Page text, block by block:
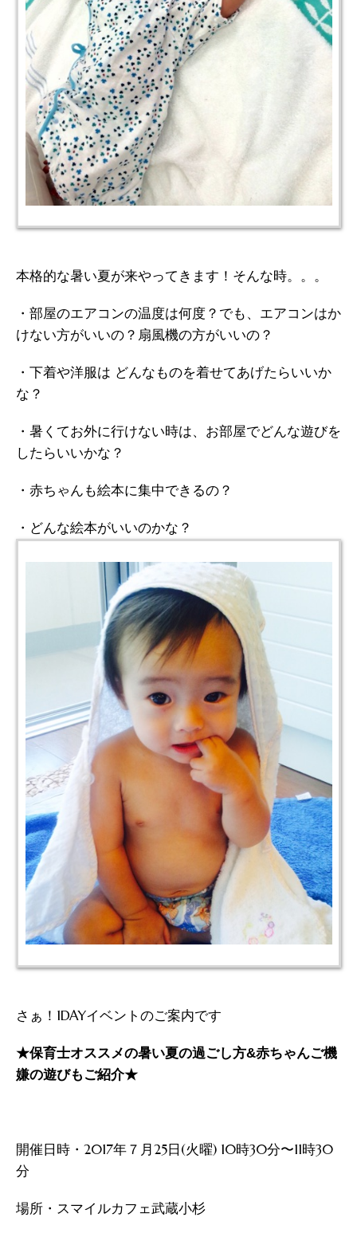
本格的な暑い夏が来やってきます！そんな時。。。
・部屋のエアコンの温度は何度？でも、エアコンはか
けない方がいいの？扇風機の方がいいの？
・下着や洋服は どんなものを着せてあげたらいいか
な？
・暑くてお外に行けない時は、お部屋でどんな遊びを
したらいいかな？
・赤ちゃんも絵本に集中できるの？
・どんな絵本がいいのかな？
さぁ！1DAYイベントのご案内です
★保育士オススメの暑い夏の過ごし方&赤ちゃんご機
嫌の遊びもご紹介★
開催日時・2017年７月25日(火曜) 10時30分〜11時30
分
場所・スマイルカフェ武蔵小杉